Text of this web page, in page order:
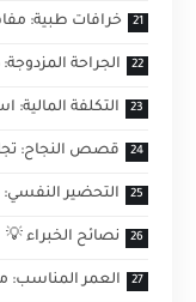
خرافات طبية:
الجراحة
التكلفة
قصص النجاح:
التحضير
نصائح الخبراء 💡
العمر المناسب: